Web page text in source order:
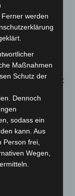
startet
und
entdeckt
über
Umbau in
werden
Maßnahmen
Schutz der
Dennoch
sodass ein
kann. Aus
frei,
Wegen,